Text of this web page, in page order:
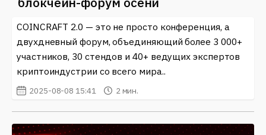
COINCRAFT 2.0 — это не просто конференция, а
двухдневный форум, объединяющий более 3 000+
участников, 30 стендов и 40+ ведущих экспертов
криптоиндустрии со всего мира..
2025-08-08 15:41 2 мин.